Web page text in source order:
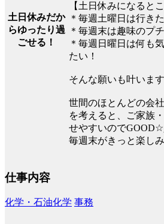
土日休みだか
らゆったり過
ごせる！
【土日休みになると
＊毎週土曜日は行き
＊毎週末は趣味のプ
＊毎週日曜日は何も
たい！
そんな願いも叶います
世間のほとんどの会
を考えると、ご家族
せやすいので
毎週末がきっと楽し
仕事内容
化学・石油化学 事務